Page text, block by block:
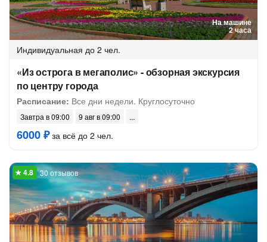
На машине
2 часа
Индивидуальная до 2 чел.
«Из острога в мегаполис» - обзорная экскурсия
по центру города
Расписание: Все дни недели. Круглосуточно
Завтра в 09:00 9 авг в 09:00
6000 ₽за всё до 2 чел.
30 отзывов